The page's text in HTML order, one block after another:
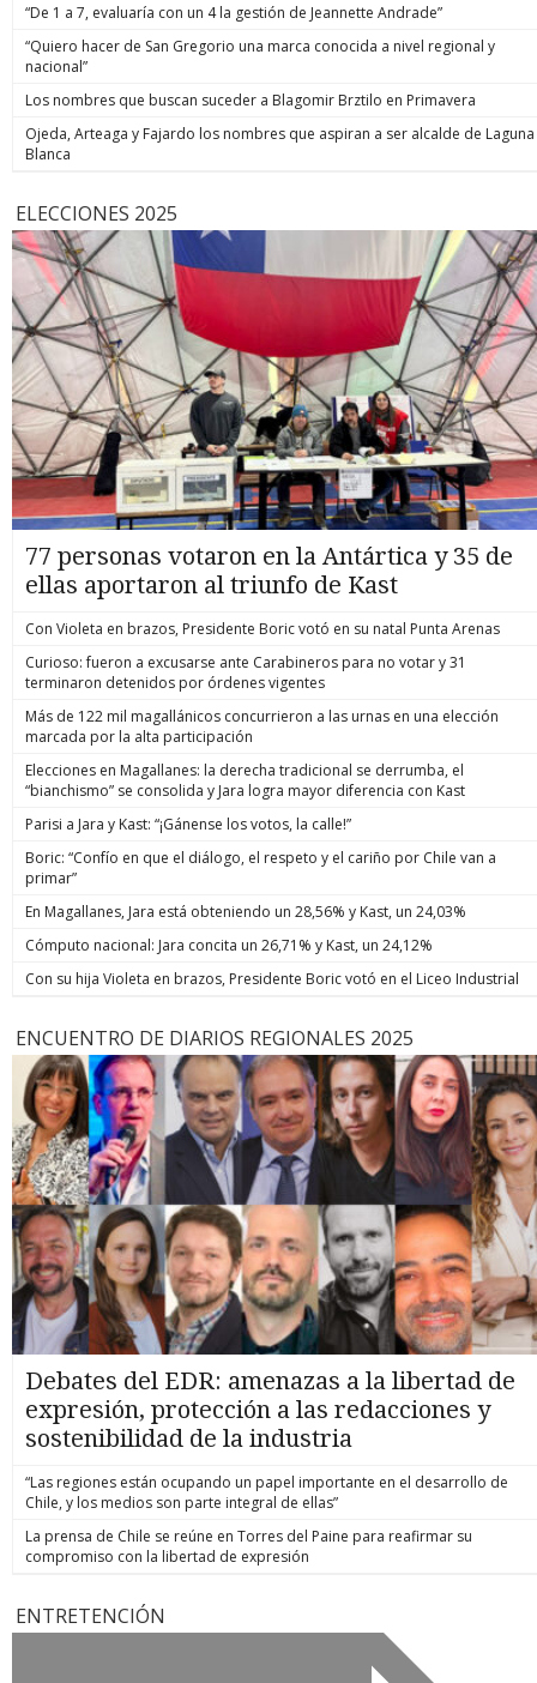
“De 1 a 7, evaluaría con un 4 la gestión de Jeannette Andrade”
“Quiero hacer de San Gregorio una marca conocida a nivel regional y
nacional”
Los nombres que buscan suceder a Blagomir Brztilo en Primavera
Ojeda, Arteaga y Fajardo los nombres que aspiran a ser alcalde de Laguna
Blanca
ELECCIONES 2025
77 personas votaron en la Antártica y 35 de
ellas aportaron al triunfo de Kast
Con Violeta en brazos, Presidente Boric votó en su natal Punta Arenas
Curioso: fueron a excusarse ante Carabineros para no votar y 31
terminaron detenidos por órdenes vigentes
Más de 122 mil magallánicos concurrieron a las urnas en una elección
marcada por la alta participación
Elecciones en Magallanes: la derecha tradicional se derrumba, el
“bianchismo” se consolida y Jara logra mayor diferencia con Kast
Parisi a Jara y Kast: “¡Gánense los votos, la calle!”
Boric: “Confío en que el diálogo, el respeto y el cariño por Chile van a
primar”
En Magallanes, Jara está obteniendo un 28,56% y Kast, un 24,03%
Cómputo nacional: Jara concita un 26,71% y Kast, un 24,12%
Con su hija Violeta en brazos, Presidente Boric votó en el Liceo Industrial
ENCUENTRO DE DIARIOS REGIONALES 2025
Debates del EDR: amenazas a la libertad de
expresión, protección a las redacciones y
sostenibilidad de la industria
“Las regiones están ocupando un papel importante en el desarrollo de
Chile, y los medios son parte integral de ellas”
La prensa de Chile se reúne en Torres del Paine para reafirmar su
compromiso con la libertad de expresión
ENTRETENCIÓN